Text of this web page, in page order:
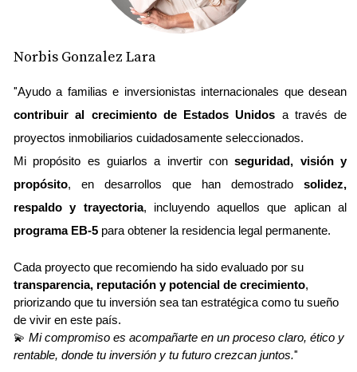
Norbis Gonzalez Lara
"
contribuir al crecimiento de Estados Unidos a través de
proyectos inmobiliarios cuidadosamente seleccionados.
Mi propósito es guiarlos a invertir con seguridad, visión y
propósito, en desarrollos que han demostrado solidez,
respaldo y trayectoria
programa EB-5 para obtener la residencia legal permanente.
transparencia, reputación y potencial de crecimiento,
priorizando que tu inversión sea tan estratégica como tu sueño
de vivir en este país.
💫 Mi compromiso es acompañarte en un proceso claro, ético y
rentable, donde tu inversión y tu futuro crezcan juntos."